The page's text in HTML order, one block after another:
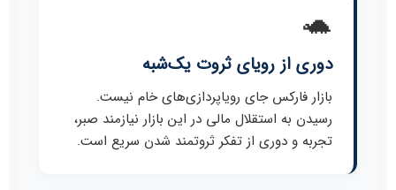
🐢
دوری از رویای ثروت یک‌شبه
بازار فارکس جای رویاپردازی‌های خام نیست.
رسیدن به استقلال مالی در این بازار نیازمند صبر،
تجربه و دوری از تفکر ثروتمند شدن سریع است.